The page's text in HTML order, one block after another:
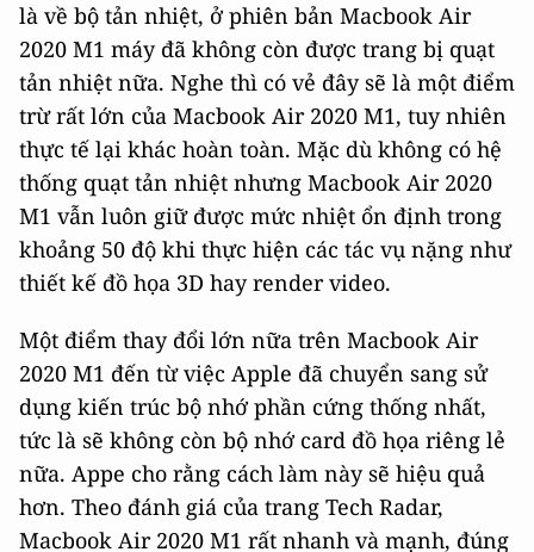
là về bộ tản nhiệt, ở phiên bản Macbook Air
2020 M1 máy đã không còn được trang bị quạt
tản nhiệt nữa. Nghe thì có vẻ đây sẽ là một điểm
trừ rất lớn của Macbook Air 2020 M1, tuy nhiên
thực tế lại khác hoàn toàn. Mặc dù không có hệ
thống quạt tản nhiệt nhưng Macbook Air 2020
M1 vẫn luôn giữ được mức nhiệt ổn định trong
khoảng 50 độ khi thực hiện các tác vụ nặng như
thiết kế đồ họa 3D hay render video.
Một điểm thay đổi lớn nữa trên Macbook Air
2020 M1 đến từ việc Apple đã chuyển sang sử
dụng kiến trúc bộ nhớ phần cứng thống nhất,
tức là sẽ không còn bộ nhớ card đồ họa riêng lẻ
nữa. Appe cho rằng cách làm này sẽ hiệu quả
hơn. Theo đánh giá của trang Tech Radar,
Macbook Air 2020 M1 rất nhanh và mạnh, đúng